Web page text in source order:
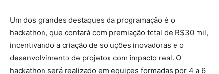
Um dos grandes destaques da programação é o
hackathon, que contará com premiação total de R$30 mil,
incentivando a criação de soluções inovadoras e o
desenvolvimento de projetos com impacto real. O
hackathon será realizado em equipes formadas por 4 a 6